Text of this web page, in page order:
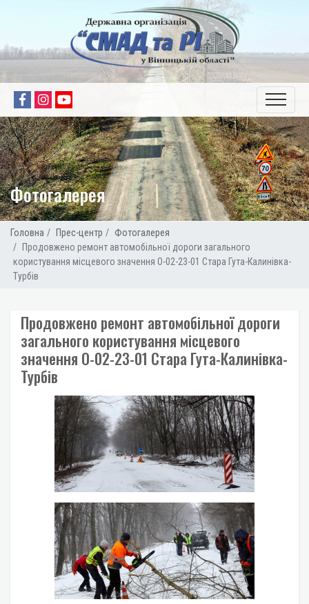
Головна Прес-центр
Фотогалерея
Продовжено ремонт автомобільної дороги загального
користування місцевого значення О-02-23-01 Стара Гута-Калинівка-
Турбів
Фотогалерея
Продовжено ремонт автомобільної дороги
загального користування місцевого
значення О-02-23-01 Стара Гута-Калинівка-
Турбів